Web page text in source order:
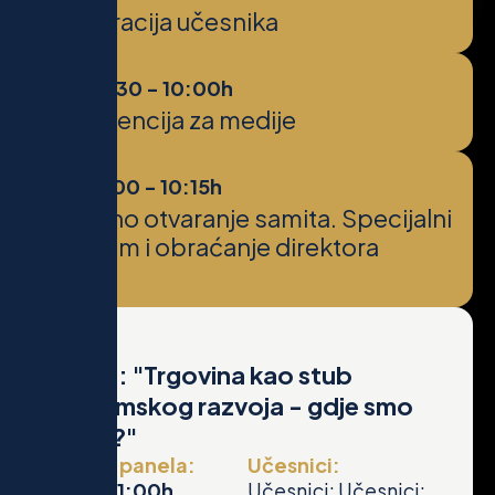
Registracija učesnika
09:30 - 10:00h
Konferencija za medije
10:00 - 10:15h
Svečano otvaranje samita. Specijalni
program i obraćanje direktora
Panel 1: "Trgovina kao stub
ekonomskog razvoja - gdje smo
danas?"
Vrijeme panela:
Učesnici: